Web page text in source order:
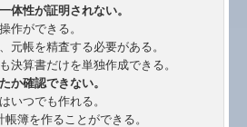
体性が証明されない。
作ができる。
元帳を精査する必要がある。
決算書だけを単独作成できる。
か確認できない。
いつでも作れる。
簿を作ることができる。